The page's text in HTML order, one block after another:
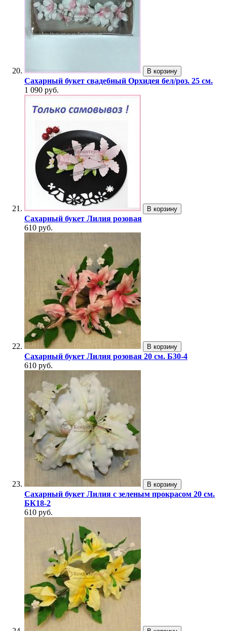
В корзину
Сахарный букет свадебный Орхидея бел/роз. 25 см.
1 090 руб.
В корзину
Сахарный букет Лилия розовая
610 руб.
В корзину
Сахарный букет Лилия розовая 20 см. Б30-4
610 руб.
В корзину
Сахарный букет Лилия с зеленым прокрасом 20 см.
БК18-2
610 руб.